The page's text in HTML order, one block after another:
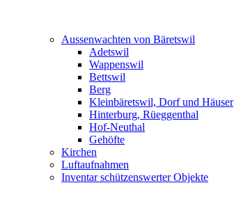
Aussenwachten von Bäretswil
Adetswil
Wappenswil
Bettswil
Berg
Kleinbäretswil, Dorf und Häuser
Hinterburg, Rüeggenthal
Hof-Neuthal
Gehöfte
Kirchen
Luftaufnahmen
Inventar schützenswerter Objekte